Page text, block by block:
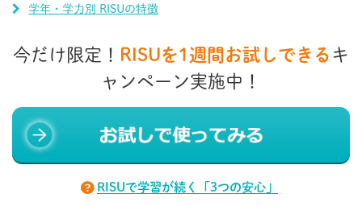
学年・学力別 RISUの特徴
今だけ限定！ RISUを1週間お試しできる キ
ャンペーン実施中！
RISUで学習が続く「3つの安心」